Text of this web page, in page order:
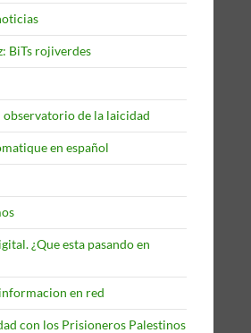
BiTs rojiverdes
observatorio de la laicidad
en español
¿Que esta pasando en
en red
con los Prisioneros Palestinos